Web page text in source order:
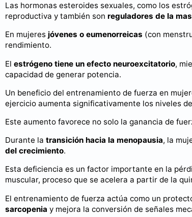
Las hormonas esteroides sexuales, como los
reproductiva y también son reguladores de la
En mujeres jóvenes o eumenorreicas (con
rendimiento.
El estrógeno tiene un efecto neuroexcitatorio,
capacidad de generar potencia.
Un beneficio del entrenamiento de fuerza en
ejercicio aumenta significativamente los niveles de
Este aumento favorece no solo la ganancia de
Durante la transición hacia la menopausia, la
del crecimiento.
Esta deficiencia es un factor importante en la
muscular, proceso que se acelera a partir de la
El entrenamiento de fuerza actúa como un
sarcopenia y mejora la conversión de señales